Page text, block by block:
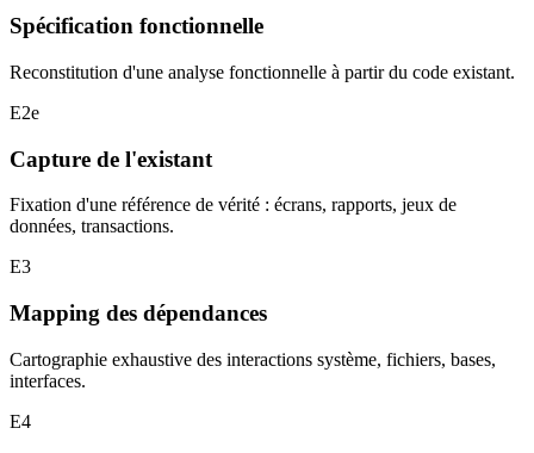
Spécification fonctionnelle
Reconstitution d'une analyse fonctionnelle à partir du code existant.
E2e
Capture de l'existant
Fixation d'une référence de vérité : écrans, rapports, jeux de
données, transactions.
E3
Mapping des dépendances
Cartographie exhaustive des interactions système, fichiers, bases,
interfaces.
E4